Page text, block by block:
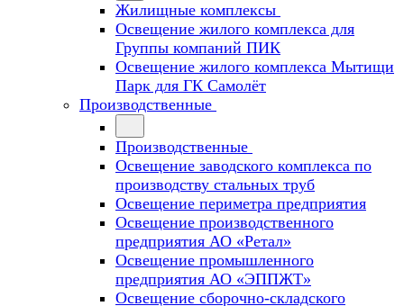
Жилищные комплексы
Освещение жилого комплекса для
Группы компаний ПИК
Освещение жилого комплекса Мытищи
Парк для ГК Самолёт
Производственные
Производственные
Освещение заводского комплекса по
производству стальных труб
Освещение периметра предприятия
Освещение производственного
предприятия АО «Ретал»
Освещение промышленного
предприятия АО «ЭППЖТ»
Освещение сборочно-складского